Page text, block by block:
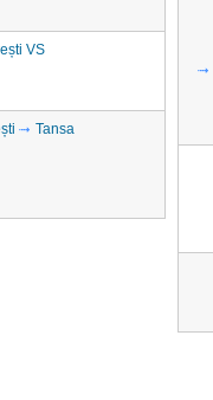
VS
Tansa